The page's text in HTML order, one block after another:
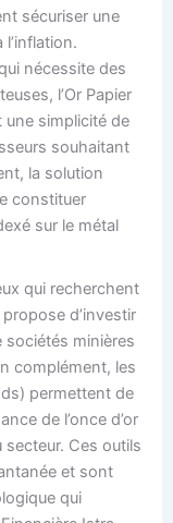
sécuriser une
l’inflation.
nécessite des
l’Or Papier
une simplicité de
souhaitant
la solution
constituer
sur le métal
qui recherchent
d’investir
sociétés minières
complément, les
permettent de
de l’once d’or
secteur. Ces outils
et sont
qui